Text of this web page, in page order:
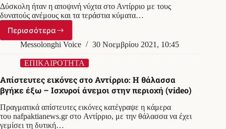
με
διερχόμενο
στην
έξοδο
των
τούνελ
Δύσκολη ήταν η αποψινή νύχτα στο Αντίρριο με τους
δυνατούς ανέμους και τα τεράστια κύματα…
ΠερισσότεραΝαυπακτία:
Τεράστια
“σκέπασαν”
Αντίρριο-
Τι
οι
κάτοικοι-
Messolonghi Voice 30 Νοεμβρίου 2021, 10:45
ΕΠΙΚΑΙΡΟΤΗΤΑ
Aπίστευτες εικόνες στο Αντίρριο: Η θάλασσα
βγήκε έξω – Ισχυροί άνεμοι στην περιοχή (video)
Πραγματικά απίστευτες εικόνες κατέγραψε η κάμερα
του nafpaktianews.gr στο Αντίρριο, με την θάλασσα να έχει
γεμίσει τη δυτική…